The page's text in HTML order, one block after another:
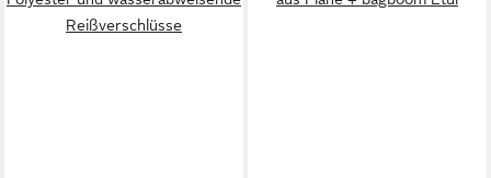
Reißverschlüsse